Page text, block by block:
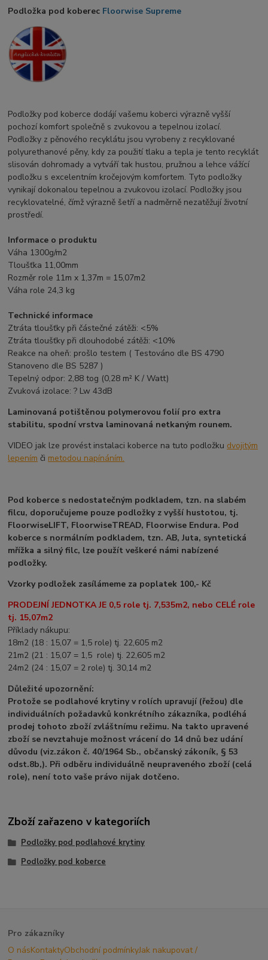
Podložka pod koberec Floorwise Supreme
Podložky pod koberce dodájí vašemu koberci výrazně vyšší
pochozí komfort společně s zvukovou a tepelnou izolací.
Podložky z pěnového recyklátu jsou vyrobeny z recyklované
polyurethanové pěny, kdy za použití tlaku a tepla je tento recyklát
slisován dohromady a vytváří tak hustou, pružnou a lehce vážící
podložku s excelentním kročejovým komfortem. Tyto podložky
vynikají dokonalou tepelnou a zvukovou izolací. Podložky jsou
recyklovatelné, čímž výrazně šetří a nadměrně nezatěžují životní
prostředí.
Informace o produktu
Váha 1300g/m2
Tloušťka 11,00mm
Rozměr role 11m x 1,37m = 15,07m2
Váha role 24,3 kg
Technické informace
Ztráta tloušťky při částečné zátěži: <5%
Ztráta tloušťky při dlouhodobé zátěži: <10%
Reakce na oheň: prošlo testem ( Testováno dle BS 4790
Stanoveno dle BS 5287 )
Tepelný odpor: 2,88 tog (0,28 m² K / Watt)
Zvuková izolace: ? Lw 43dB
Laminovaná potištěnou polymerovou folií pro extra
stabilitu, spodní vrstva laminovaná netkaným rounem.
VIDEO jak lze provést instalaci koberce na tuto podložku dvojitým
lepením či metodou napínáním.
Pod koberce s nedostatečným podkladem, tzn. na slabém
filcu, doporučujeme pouze podložky z vyšší hustotou, tj.
FloorwiseLIFT, FloorwiseTREAD, Floorwise Endura. Pod
koberce s normálním podkladem, tzn. AB, Juta, syntetická
mřížka a silný filc, lze použít veškeré námi nabízené
podložky.
Vzorky podložek zasílámeme za poplatek 100,- Kč
PRODEJNÍ JEDNOTKA JE 0,5 role tj. 7,535m2, nebo CELÉ role
tj. 15,07m2
Příklady nákupu:
18m2 (18 : 15,07 = 1,5 role) tj. 22,605 m2
21m2 (21 : 15,07 = 1,5 role) tj. 22,605 m2
24m2 (24 : 15,07 = 2 role) tj. 30,14 m2
Důležité upozornění:
Protože se podlahové krytiny v rolích upravují (řežou) dle
individuálních požadavků konkrétního zákazníka, podléhá
prodej tohoto zboží zvláštnímu režimu. Na takto upravené
zboží se nevztahuje možnost vrácení do 14 dnů bez udání
důvodu (viz.zákon č. 40/1964 Sb., občanský zákoník, § 53
odst.8b,). Při odběru individuálně neupraveného zboží (celá
role), není toto vaše právo nijak dotčeno.
Zboží zařazeno v kategoriích
Podložky pod podlahové krytiny
Podložky pod koberce
Pro zákazníky
O násKontaktyObchodní podmínkyJak nakupovat /